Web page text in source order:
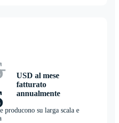
USD al mese
fatturato
annualmente
producono su larga scala e